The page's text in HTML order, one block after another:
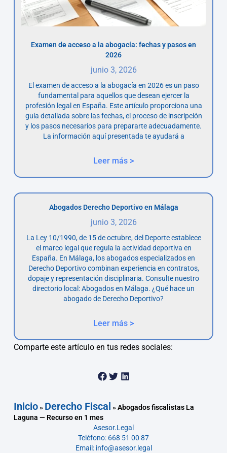
Examen de acceso a la abogacía: fechas y pasos en
2026
junio 3, 2026
El examen de acceso a la abogacía en 2026 es un paso
fundamental para aquellos que desean ejercer la
profesión legal en España. Este artículo proporciona una
guía detallada sobre las fechas, el proceso de inscripción
y los pasos necesarios para prepararte adecuadamente.
La información aquí presentada te ayudará a
Leer más >
Abogados Derecho Deportivo en Málaga
junio 3, 2026
La Ley 10/1990, de 15 de octubre, del Deporte establece
el marco legal que regula la actividad deportiva en
España. En Málaga, los abogados especializados en
Derecho Deportivo combinan experiencia en contratos,
dopaje y representación disciplinaria. Consulte nuestro
directorio local: Abogados en Málaga. ¿Qué hace un
abogado de Derecho Deportivo?
Leer más >
Comparte este artículo en tus redes sociales:
Inicio» Derecho Fiscal »Abogados fiscalistas La
Laguna — Recurso en 1 mes
Asesor.Legal
Teléfono: 668 51 00 87
Email: info@asesor.legal